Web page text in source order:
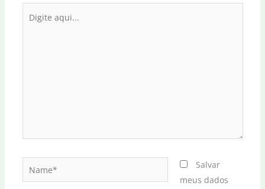
aqui...
Salvar
meus dados